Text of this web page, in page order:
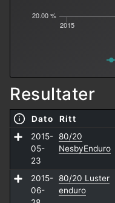
2015
20.00 %
Resultater
Dato Ritt
2015-
05-
23
80/20
NesbyEnduro
2015-
06-
80/20 Luster
enduro